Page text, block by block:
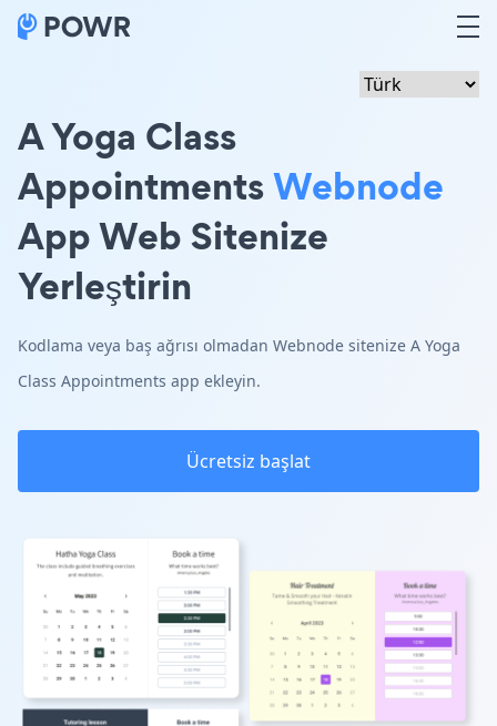
A Yoga Class
AppointmentsWebnode
App Web Sitenize
Yerleştirin
Kodlama veya baş ağrısı olmadan Webnode sitenize A Yoga
Class Appointments app ekleyin.
Ücretsiz başlat